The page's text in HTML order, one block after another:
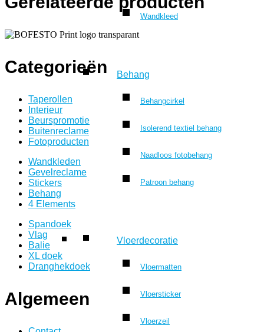
Wandkleed
Behang
Behangcirkel
Isolerend textiel behang
Naadloos fotobehang
Patroon behang
Vloerdecoratie
Vloermatten
Vloersticker
Vloerzeil
Categorieën
Taperollen
Interieur
Beurspromotie
Buitenreclame
Fotoproducten
Wandkleden
Gevelreclame
Stickers
Behang
4 Elements
Spandoek
Vlag
Balie
XL doek
Dranghekdoek
Algemeen